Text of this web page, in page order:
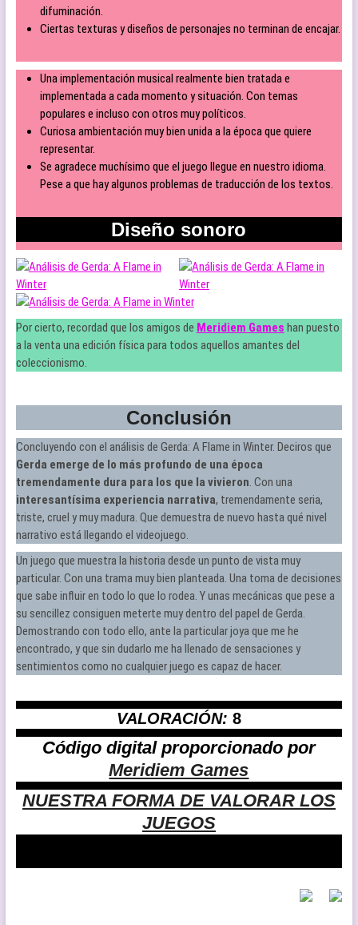
difuminación.
Ciertas texturas y diseños de personajes no terminan de encajar.
Una implementación musical realmente bien tratada e
implementada a cada momento y situación. Con temas
populares e incluso con otros muy políticos.
Curiosa ambientación muy bien unida a la época que quiere
representar.
Se agradece muchísimo que el juego llegue en nuestro idioma.
Pese a que hay algunos problemas de traducción de los textos.
Diseño sonoro
Por cierto, recordad que los amigos de Meridiem Games han puesto
a la venta una edición física para todos aquellos amantes del
coleccionismo.
Conclusión
Concluyendo con el análisis de Gerda: A Flame in Winter. Deciros que
Gerda emerge de lo más profundo de una época
tremendamente dura para los que la vivieron. Con una
interesantísima experiencia narrativa, tremendamente seria,
triste, cruel y muy madura. Que demuestra de nuevo hasta qué nivel
narrativo está llegando el videojuego.
Un juego que muestra la historia desde un punto de vista muy
particular. Con una trama muy bien planteada. Una toma de decisiones
que sabe influir en todo lo que lo rodea. Y unas mecánicas que pese a
su sencillez consiguen meterte muy dentro del papel de Gerda.
Demostrando con todo ello, ante la particular joya que me he
encontrado, y que sin dudarlo me ha llenado de sensaciones y
sentimientos como no cualquier juego es capaz de hacer.
VALORACIÓN: 8
Código digital proporcionado por
Meridiem Games
NUESTRA FORMA DE VALORAR LOS
JUEGOS